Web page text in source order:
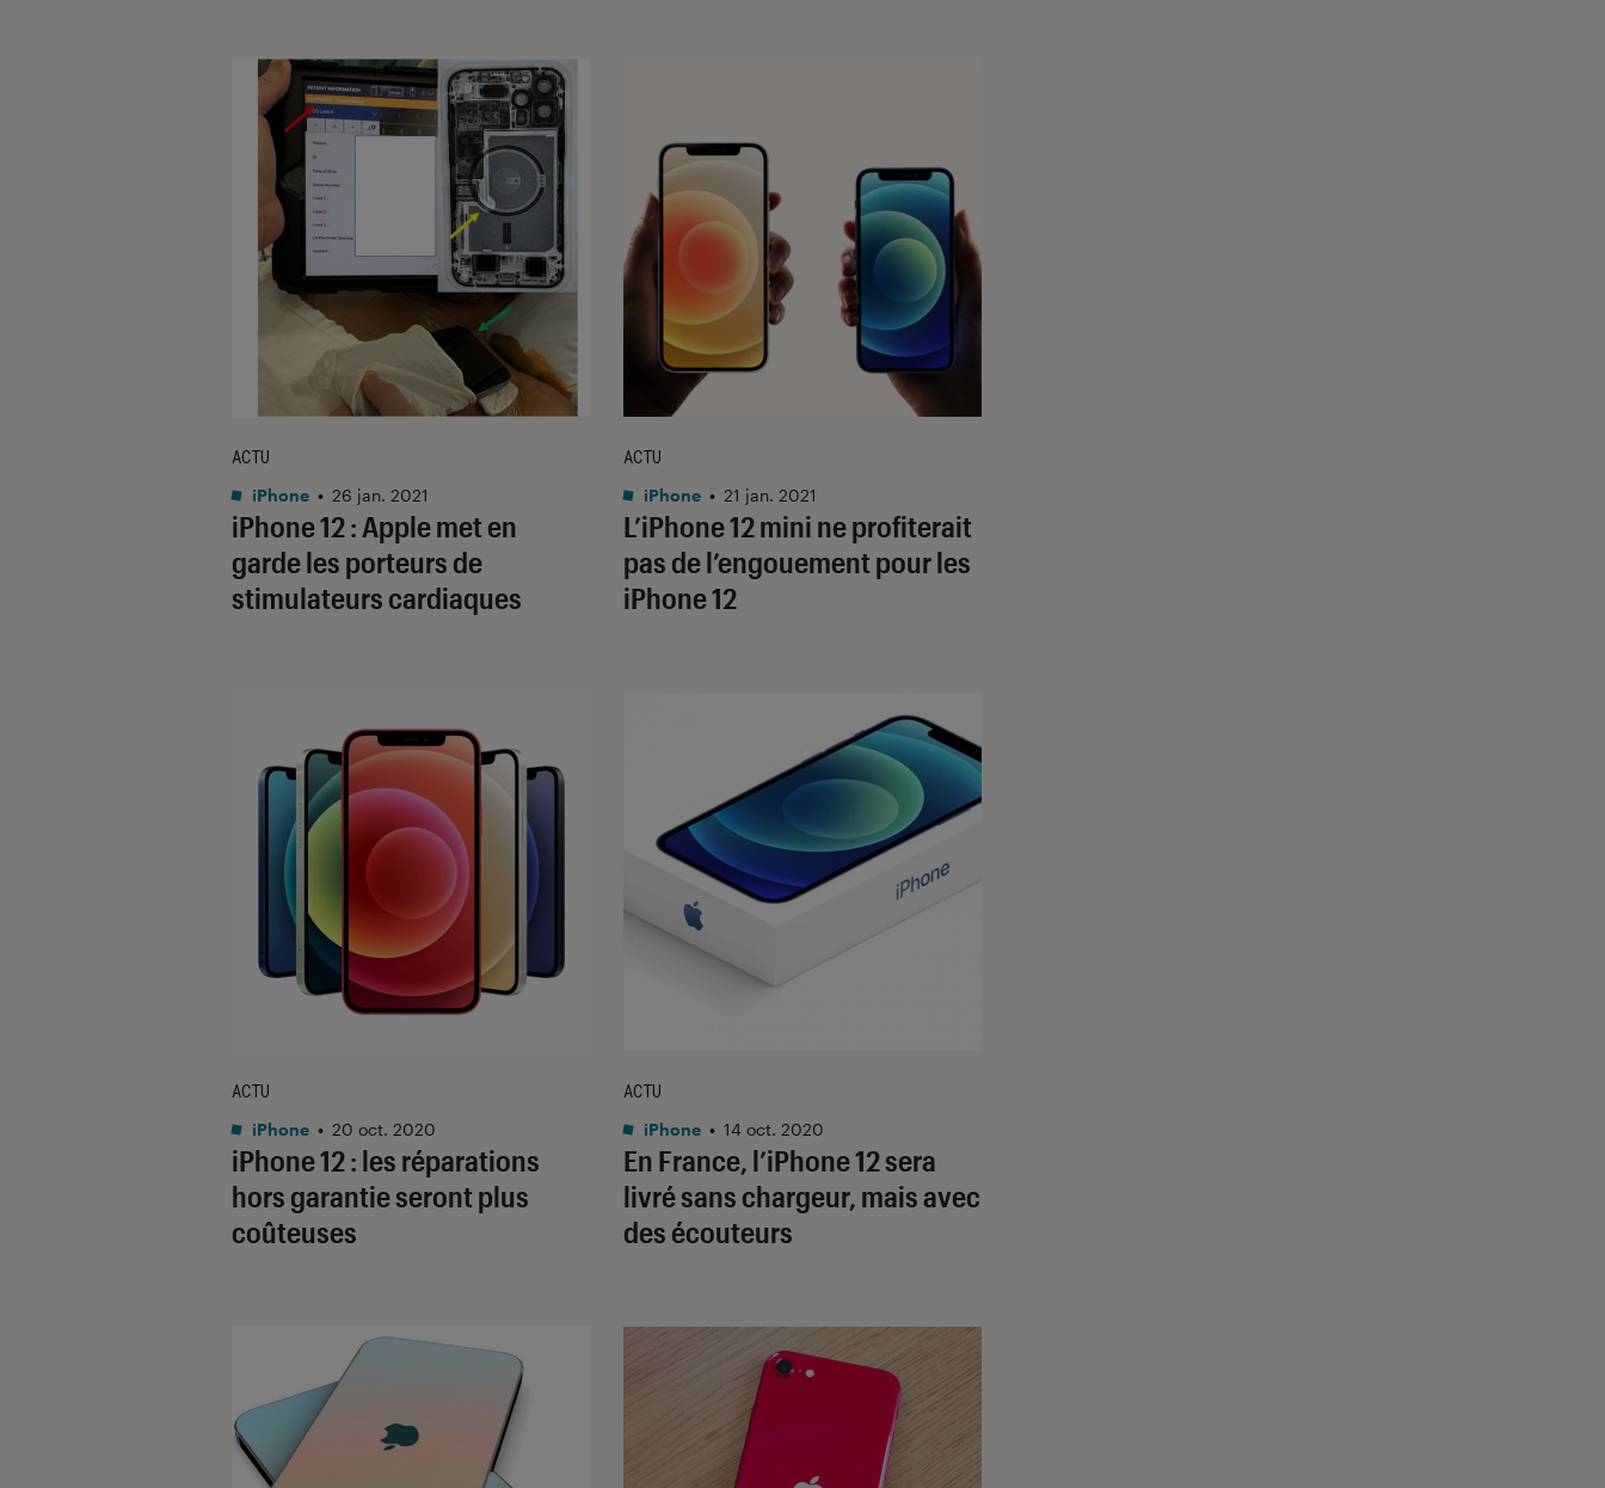
iPhone 12 : Apple met en
garde les porteurs de
stimulateurs cardiaques
ACTU
iPhone • 26 jan. 2021
L’iPhone 12 mini ne profiterait
pas de l’engouement pour les
iPhone 12
ACTU
iPhone • 21 jan. 2021
iPhone 12 : les réparations
hors garantie seront plus
coûteuses
ACTU
iPhone • 20 oct. 2020
En France, l’iPhone 12 sera
livré sans chargeur, mais avec
des écouteurs
ACTU
iPhone • 14 oct. 2020